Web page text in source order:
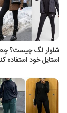
شلوار لگ چیست؟
استایل خود استفاده